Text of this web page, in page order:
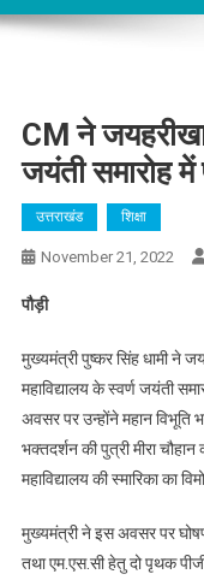
CM ने
जयंती समारोह में
उत्तराखंड शिक्षा
November 21, 2022
पौड़ी
मुख्यमंत्री पुष्कर सिंह धामी ने
महाविद्यालय के स्वर्ण जयंती
अवसर पर उन्होंने महान विभूति
भक्तदर्शन की पुत्री मीरा
महाविद्यालय की स्मारिका का
मुख्यमंत्री ने इस अवसर पर
तथा एम.एस.सी हेतु दो पृथक